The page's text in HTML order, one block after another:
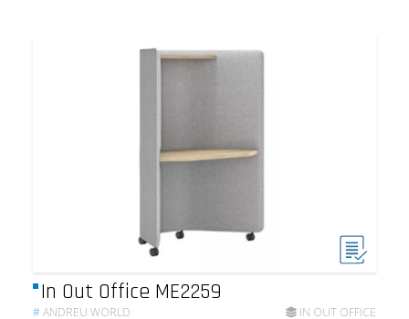
In Out Office ME2259
#ANDREU WORLD IN OUT OFFICE